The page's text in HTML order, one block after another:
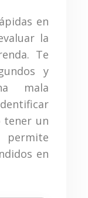
en
la
Te
y
mala
tener un
en